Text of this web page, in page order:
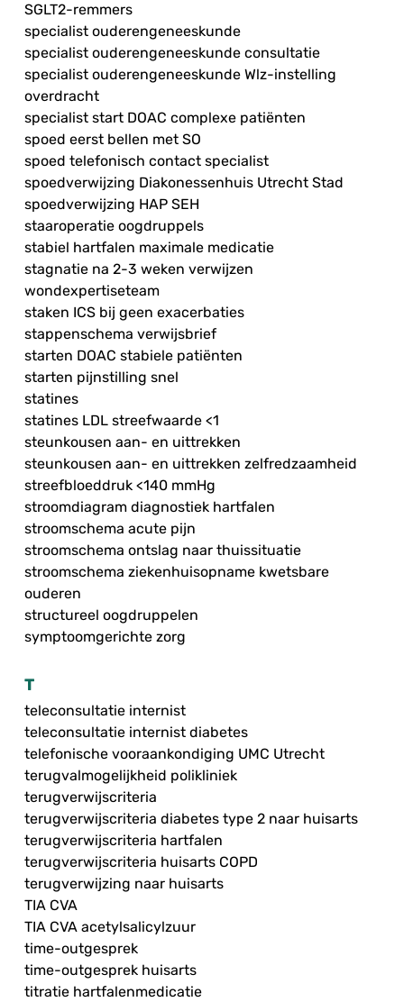
SGLT2-remmers
specialist ouderengeneeskunde
specialist ouderengeneeskunde consultatie
specialist ouderengeneeskunde Wlz-instelling
overdracht
specialist start DOAC complexe patiënten
spoed eerst bellen met SO
spoed telefonisch contact specialist
spoedverwijzing Diakonessenhuis Utrecht Stad
spoedverwijzing HAP SEH
staaroperatie oogdruppels
stabiel hartfalen maximale medicatie
stagnatie na 2-3 weken verwijzen
wondexpertiseteam
staken ICS bij geen exacerbaties
stappenschema verwijsbrief
starten DOAC stabiele patiënten
starten pijnstilling snel
statines
statines LDL streefwaarde <1
steunkousen aan- en uittrekken
steunkousen aan- en uittrekken zelfredzaamheid
streefbloeddruk <140 mmHg
stroomdiagram diagnostiek hartfalen
stroomschema acute pijn
stroomschema ontslag naar thuissituatie
stroomschema ziekenhuisopname kwetsbare
ouderen
structureel oogdruppelen
symptoomgerichte zorg
T
teleconsultatie internist
teleconsultatie internist diabetes
telefonische vooraankondiging UMC Utrecht
terugvalmogelijkheid polikliniek
terugverwijscriteria
terugverwijscriteria diabetes type 2 naar huisarts
terugverwijscriteria hartfalen
terugverwijscriteria huisarts COPD
terugverwijzing naar huisarts
TIA CVA
TIA CVA acetylsalicylzuur
time-outgesprek
time-outgesprek huisarts
titratie hartfalenmedicatie